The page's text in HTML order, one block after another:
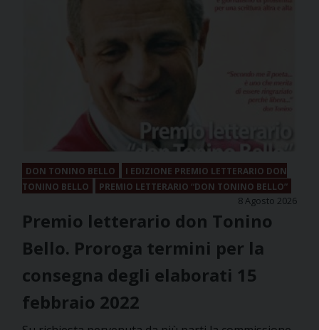
DON TONINO BELLO
I EDIZIONE PREMIO LETTERARIO DON
TONINO BELLO
PREMIO LETTERARIO “DON TONINO BELLO”
8 Agosto 2026
Premio letterario don Tonino
Bello. Proroga termini per la
consegna degli elaborati 15
febbraio 2022